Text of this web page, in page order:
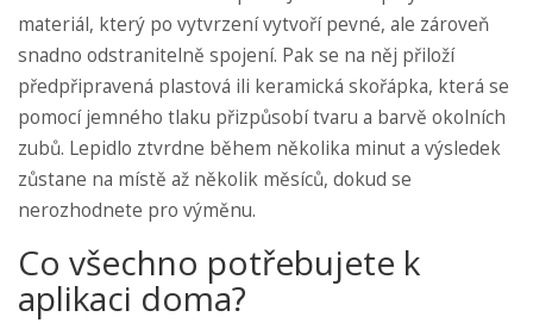
materiál, který po vytvrzení vytvoří pevné, ale zároveň
snadno odstranitelně spojení. Pak se na něj přiloží
předpřipravená plastová ili keramická skořápka, která se
pomocí jemného tlaku přizpůsobí tvaru a barvě okolních
zubů. Lepidlo ztvrdne během několika minut a výsledek
zůstane na místě až několik měsíců, dokud se
nerozhodnete pro výměnu.
Co všechno potřebujete k
aplikaci doma?